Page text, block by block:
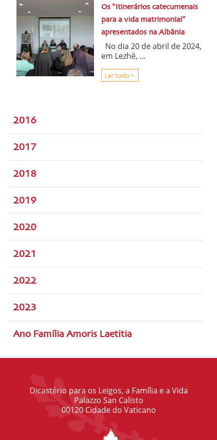
Os “Itinerários catecumenais
para a vida matrimonial”
apresentados na Albânia
No dia 20 de abril de 2024,
em Lezhë, ...
Ler tudo >
2016
2017
2018
2019
2020
2021
2022
2023
Ano Família Amoris Laetitia
Dicastério para os Leigos, a Família e a Vida
Palazzo San Calisto
00120 Cidade do Vaticano